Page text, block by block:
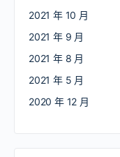
2021 年 10 月
2021 年 9 月
2021 年 8 月
2021 年 5 月
2020 年 12 月